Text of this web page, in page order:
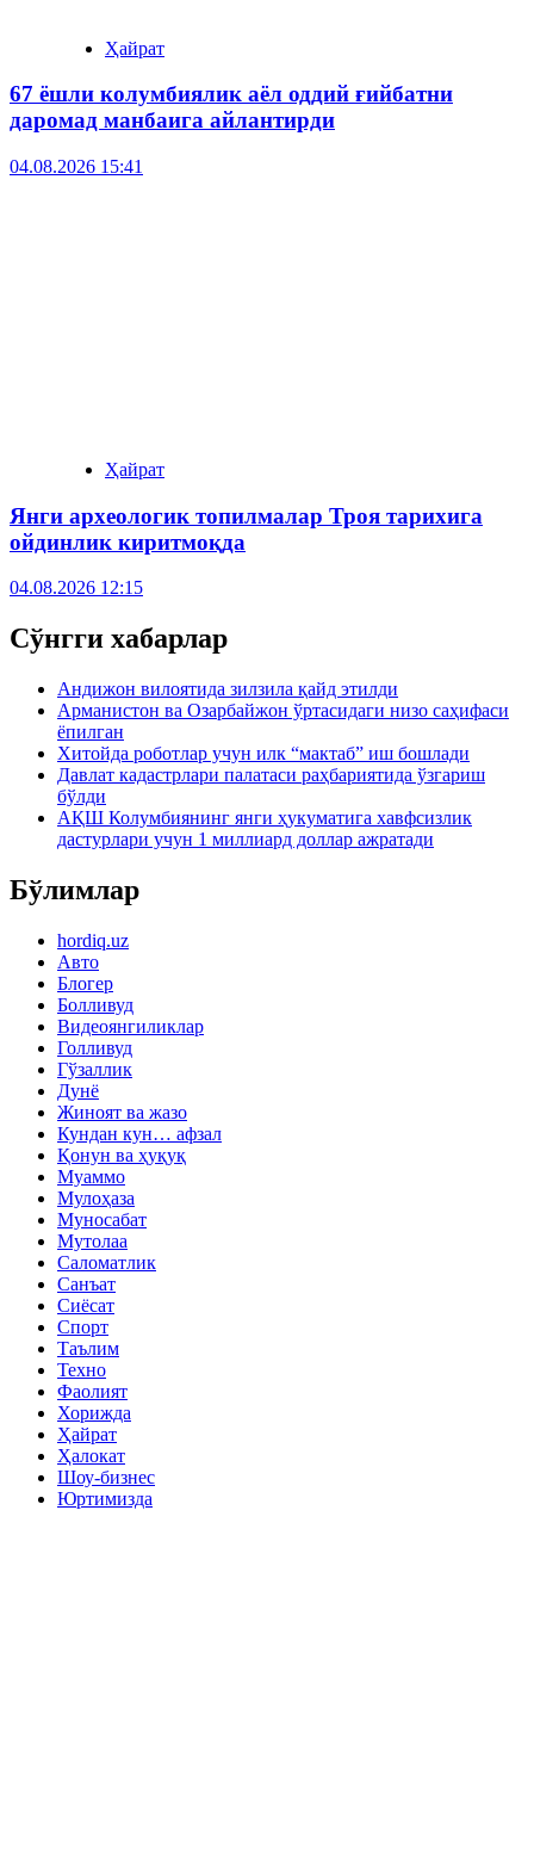
Ҳайрат
67 ёшли колумбиялик аёл оддий ғийбатни
даромад манбаига айлантирди
04.08.2026 15:41
Ҳайрат
Янги археологик топилмалар Троя тарихига
ойдинлик киритмоқда
04.08.2026 12:15
Сўнгги хабарлар
Андижон вилоятида зилзила қайд этилди
Арманистон ва Озарбайжон ўртасидаги низо саҳифаси
ёпилган
Хитойда роботлар учун илк “мактаб” иш бошлади
Давлат кадастрлари палатаси раҳбариятида ўзгариш
бўлди
АҚШ Колумбиянинг янги ҳукуматига хавфсизлик
дастурлари учун 1 миллиард доллар ажратади
Бўлимлар
hordiq.uz
Авто
Блогер
Болливуд
Видеоянгиликлар
Голливуд
Гўзаллик
Дунё
Жиноят ва жазо
Кундан кун… афзал
Қонун ва ҳуқуқ
Муаммо
Мулоҳаза
Муносабат
Мутолаа
Саломатлик
Санъат
Сиёсат
Спорт
Таълим
Техно
Фаолият
Хорижда
Ҳайрат
Ҳалокат
Шоу-бизнес
Юртимизда